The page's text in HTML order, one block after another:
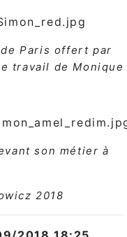
Paris offert par
travail de Monique
son métier à
2018